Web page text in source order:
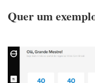
Quer um